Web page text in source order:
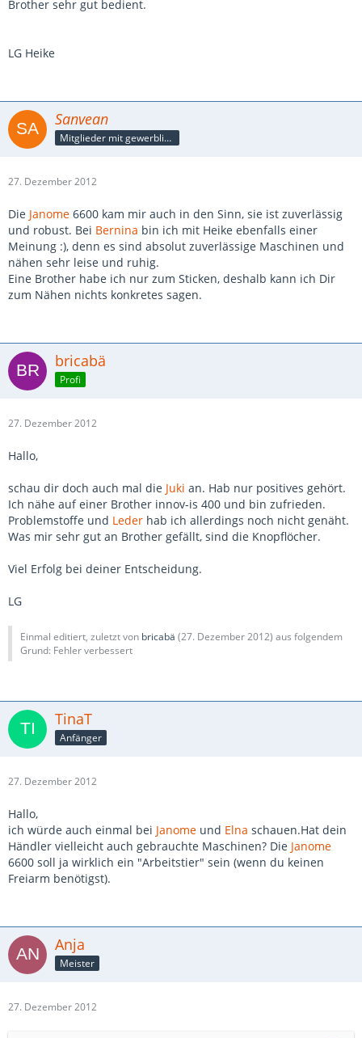
Brother sehr gut bedient.
LG Heike
Sanvean
Mitglieder mit gewerblicher Verbindung, auch als Mitarbeiter/in
27. Dezember 2012
Die Janome 6600 kam mir auch in den Sinn, sie ist zuverlässig
und robust. Bei Bernina bin ich mit Heike ebenfalls einer
Meinung :), denn es sind absolut zuverlässige Maschinen und
nähen sehr leise und ruhig.
Eine Brother habe ich nur zum Sticken, deshalb kann ich Dir
zum Nähen nichts konkretes sagen.
bricabä
Profi
27. Dezember 2012
Hallo,
schau dir doch auch mal die Juki an. Hab nur positives gehört.
Ich nähe auf einer Brother innov-is 400 und bin zufrieden.
Problemstoffe und Leder hab ich allerdings noch nicht genäht.
Was mir sehr gut an Brother gefällt, sind die Knopflöcher.
Viel Erfolg bei deiner Entscheidung.
LG
Einmal editiert, zuletzt von bricabä (27. Dezember 2012) aus folgendem
Grund: Fehler verbessert
TinaT
Anfänger
27. Dezember 2012
Hallo,
ich würde auch einmal bei Janome und Elna schauen.Hat dein
Händler vielleicht auch gebrauchte Maschinen? Die Janome
6600 soll ja wirklich ein "Arbeitstier" sein (wenn du keinen
Freiarm benötigst).
Anja
Meister
27. Dezember 2012